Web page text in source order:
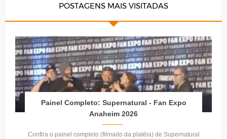
POSTAGENS MAIS VISITADAS
Painel Completo: Supernatural - Fan Expo
Anaheim 2026
Confira o painel completo (filmado da platéia) de Supernatural